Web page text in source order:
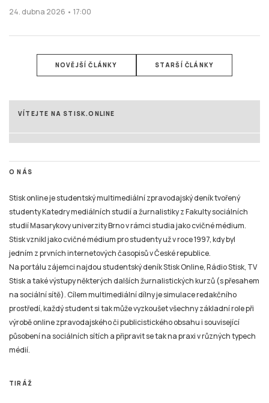
24. dubna 2026 • 17:00
NOVĚJŠÍ ČLÁNKY STARŠÍ ČLÁNKY
VÍTEJTE NA STISK.ONLINE
O NÁS
Stisk online je studentský multimediální zpravodajský deník tvořený
studenty Katedry mediálních studií a žurnalistiky z Fakulty sociálních
studií Masarykovy univerzity Brno v rámci studia jako cvičné médium.
Stisk vznikl jako cvičné médium pro studenty už v roce 1997, kdy byl
jedním z prvních internetových časopisů v České republice.
Na portálu zájemci najdou studentský deník Stisk Online, Rádio Stisk, TV
Stisk a také výstupy některých dalších žurnalistických kurzů (s přesahem
na sociální sítě). Cílem multimediální dílny je simulace redakčního
prostředí, každý student si tak může vyzkoušet všechny základní role při
výrobě online zpravodajského či publicistického obsahu i související
působení na sociálních sítích a připravit se tak na praxi v různých typech
médií.
TIRÁŽ